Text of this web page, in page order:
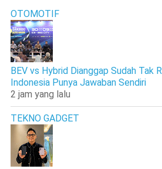
OTOMOTIF
BEV vs Hybrid Dianggap Sudah Tak
Indonesia Punya Jawaban Sendiri
2 jam yang lalu
TEKNO GADGET